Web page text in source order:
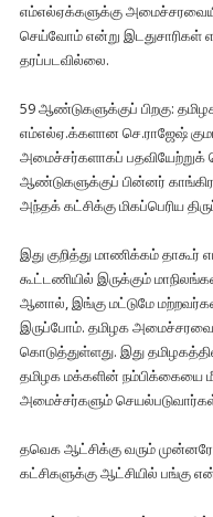
எம்எல்ஏக்களுக்கு
செய்வோம் என்று இடதுசாரிகள்
தரப்படவில்லை.
59 ஆண்டுகளுக்குப் பிறகு:
எம்எல்ஏ.க்களான செ.ராஜேஷ்
அமைச்சர்களாகப்
ஆண்டுகளுக்குப் பின்னர்
அந்தக் கட்சிக்கு மிகப்பெரிய
இது குறித்து மாணிக்கம் தாகூர்
கூட்டணியில் இருக்கும்
ஆனால், இங்கு மட்டுமே
இருப்போம். தமிழக அமைச்சரவை
கொடுத்துள்ளது. இது
தமிழக மக்களின் நம்பிக்கையை
அமைச்சர்களும்
தவெக ஆட்சிக்கு வரும்
கட்சிகளுக்கு ஆட்சியில் பங்கு